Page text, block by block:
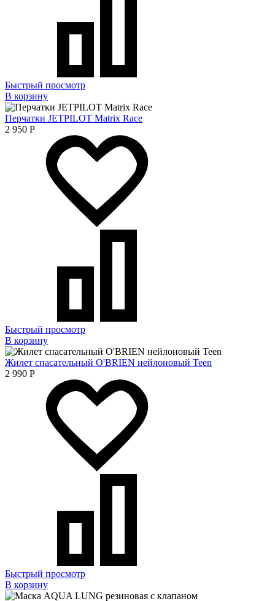
Быстрый просмотр
В корзину
Перчатки JETPILOT Matrix Race
2 950 Р
Быстрый просмотр
В корзину
Жилет спасательный O'BRIEN нейлоновый Teen
2 990 Р
Быстрый просмотр
В корзину